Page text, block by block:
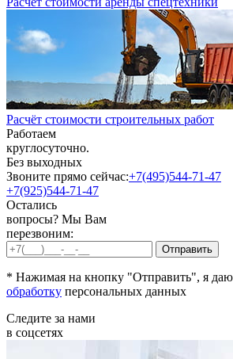
Расчёт стоимости строительных работ
Работаем
круглосуточно.
Без выходных
Звоните прямо сейчас:+7(495)544-71-47
+7(925)544-71-47
Остались
вопросы? Мы Вам
перезвоним:
* Нажимая на кнопку "Отправить", я даю
обработку персональных данных
Следите за нами
в соцсетях